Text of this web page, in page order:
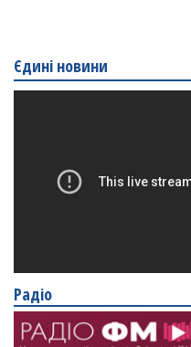
Єдині новини
Радіо